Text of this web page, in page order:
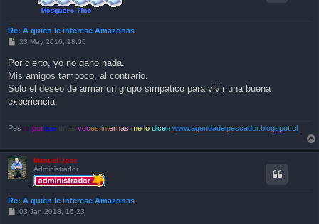
Re: A quien le interese Amazonas
P
t
23 May 2016, 18:05
Por cierto, yo no gano nada.
Mis amigos tampoco, al contrario.
Solo el deseo de armar un grupo simpatico para vivir una buena
experiencia.
Pesco porque unas voces internas me lo dicen www.agendadelpescador.blogspot.cl
Manuel Jose
Administrador
Re: A quien le interese Amazonas
P03 Jan 2018, 16:23